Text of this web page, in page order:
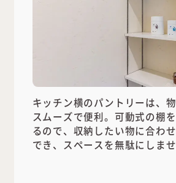
キッチン横のパントリーは、
スムーズで便利。可動式の棚
るので、収納したい物に合わ
でき、スペースを無駄にしませ